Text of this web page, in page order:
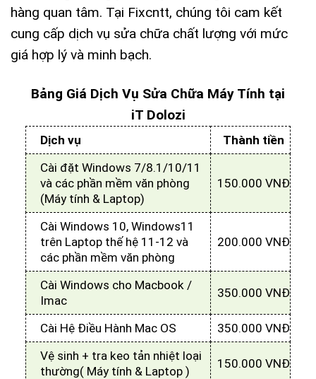
hàng quan tâm. Tại Fixcntt, chúng tôi cam kết
cung cấp dịch vụ sửa chữa chất lượng với mức
giá hợp lý và minh bạch.
Bảng Giá Dịch Vụ Sửa Chữa Máy Tính tại
iT Dolozi
Dịch vụ
Thành tiền
Cài đặt Windows 7/8.1/10/11
và các phần mềm văn phòng
(Máy tính & Laptop)
150.000 VNĐ
Cài Windows 10, Windows11
trên Laptop thế hệ 11-12 và
các phần mềm văn phòng
200.000 VNĐ
Cài Windows cho Macbook /
Imac
350.000 VNĐ
Cài Hệ Điều Hành Mac OS
350.000 VNĐ
Vệ sinh + tra keo tản nhiệt loại
thường( Máy tính & Laptop )
150.000 VNĐ